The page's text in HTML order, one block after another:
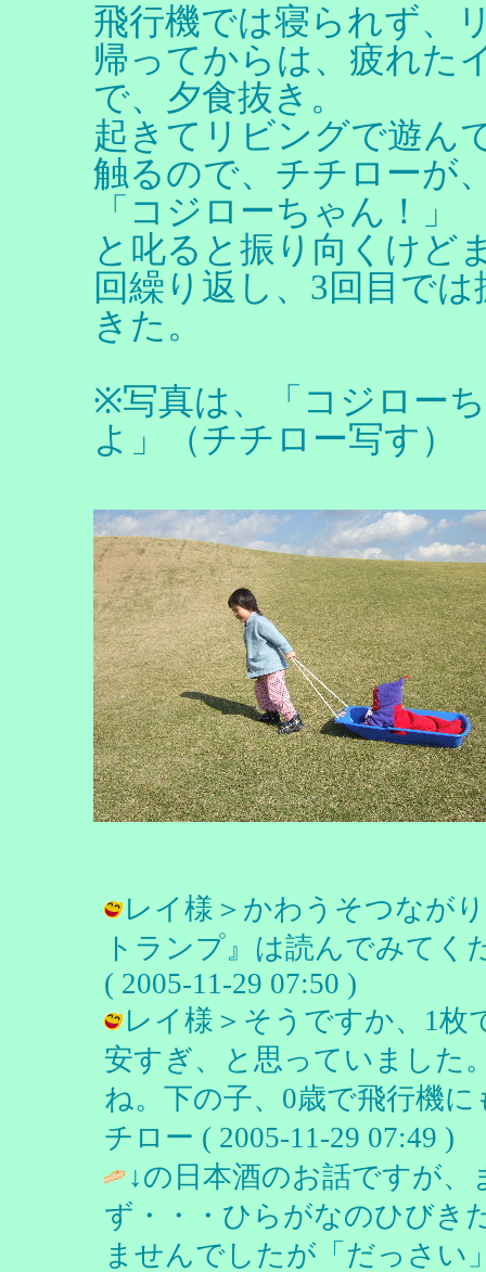
飛行機では寝られず、
帰ってからは、疲れた
で、夕食抜き。
起きてリビングで遊ん
触るので、チチローが
「コジローちゃん！」
と叱ると振り向くけど
回繰り返し、3回目で
きた。
※写真は、「コジロー
よ」（チチロー写す）
レイ様＞かわうそつなが
トランプ』は読んでみてく
( 2005-11-29 07:50 )
レイ様＞そうですか、1枚
安すぎ、と思っていました
ね。下の子、0歳で飛行機
チロー ( 2005-11-29 07:49 )
↓の日本酒のお話ですが
ず・・・ひらがなのひびき
ませんでしたが「だっさい